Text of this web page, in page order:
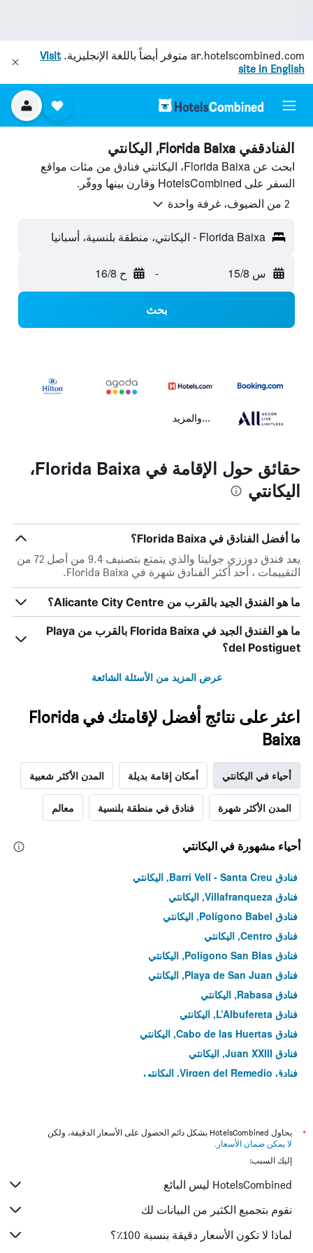
ar.hotelscombined.com متوفر أيضاً باللغة الإنجليزية.Visit
site in English
الفنادقفي Florida Baixa, اليكانتي
ابحث عن Florida Baixa، اليكانتي فنادق من مئات مواقع
السفر على HotelsCombined وقارن بينها ووفّر.
2 من الضيوف، غرفة واحدة
Florida Baixa - اليكانتي، منطقة بلنسية، أسبانيا
س 15/8 - ح 16/8
بحث
...والمزيد
حقائق حول الإقامة في Florida Baixa،
اليكانتي
ما أفضل الفنادق في Florida Baixa؟
يعد فندق دوززي جوليتا والذي يتمتع بتصنيف 9.4 من أصل 72 من
التقييمات ، أحد أكثر الفنادق شهرة في Florida Baixa.
ما هو الفندق الجيد بالقرب من Alicante City Centre؟
ما هو الفندق الجيد في Florida Baixa بالقرب من Playa
del Postiguet؟
عرض المزيد من الأسئلة الشائعة
اعثر على نتائج أفضل لإقامتك في Florida
Baixa
أحياء في اليكانتي أمكان إقامة بديلة المدن الأكثر شعبية
المدن الأكثر شهرة فنادق في منطقة بلنسية معالم
أحياء مشهورة في اليكانتي
فنادق Barri Vell - Santa Creu, اليكانتي
فنادق Villafranqueza, اليكانتي
فنادق Polígono Babel, اليكانتي
فنادق Centro, اليكانتي
فنادق Polígono San Blas, اليكانتي
فنادق Playa de San Juan, اليكانتي
فنادق Rabasa, اليكانتي
فنادق L’Albufereta, اليكانتي
فنادق Cabo de las Huertas, اليكانتي
فنادق Juan XXIII, اليكانتي
فنادق Virgen del Remedio, اليكانتي
فنادق El Palmeral-Urbanova-Tabarca, اليكانتي
فنادق San Blas-Santo Domingo, اليكانتي
*
يحاول HotelsCombined بشكل دائم الحصول على الأسعار الدقيقة، ولكن
لا يمكن ضمان الأسعار .
إليك السبب:
HotelsCombined ليس البائع
نقوم بتجميع الكثير من البيانات لك
لماذا لا تكون الأسعار دقيقة بنسبة 100٪؟